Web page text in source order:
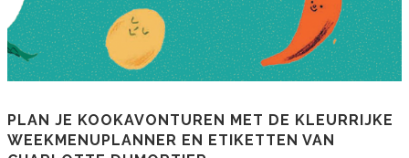
PLAN JE KOOKAVONTUREN MET DE KLEURRIJKE
WEEKMENUPLANNER EN ETIKETTEN VAN